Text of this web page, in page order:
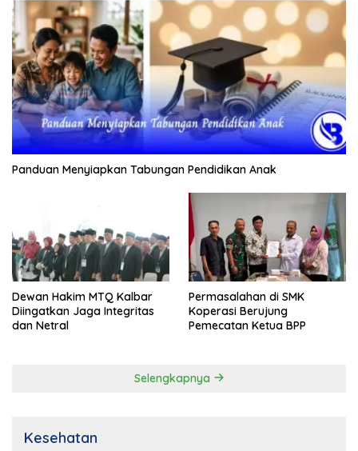
Panduan Menyiapkan Tabungan Pendidikan Anak
Dewan Hakim MTQ Kalbar
Diingatkan Jaga Integritas
dan Netral
Permasalahan di SMK
Koperasi Berujung
Pemecatan Ketua BPP
Selengkapnya
Kesehatan